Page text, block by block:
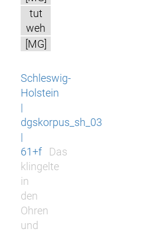
tut
weh
[MG]
Schleswig-
Holstein
|
dgskorpus_sh_03
|
61+f
Das
klingelte
in
den
Ohren
und